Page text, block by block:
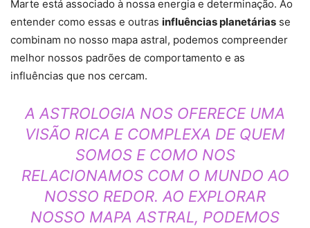
Marte está associado à nossa energia e determinação. Ao
entender como essas e outras influências planetárias se
combinam no nosso mapa astral, podemos compreender
melhor nossos padrões de comportamento e as
influências que nos cercam.
A ASTROLOGIA NOS OFERECE UMA
VISÃO RICA E COMPLEXA DE QUEM
SOMOS E COMO NOS
RELACIONAMOS COM O MUNDO AO
NOSSO REDOR. AO EXPLORAR
NOSSO MAPA ASTRAL, PODEMOS